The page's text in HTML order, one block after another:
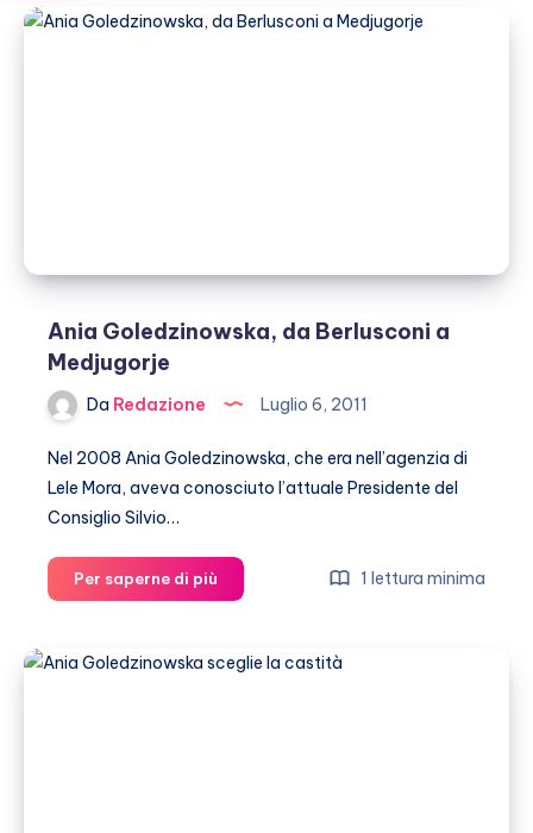
Ania Goledzinowska, da Berlusconi a
Medjugorje
Da Redazione Luglio 6, 2011
Nel 2008 Ania Goledzinowska, che era nell’agenzia di
Lele Mora, aveva conosciuto l’attuale Presidente del
Consiglio Silvio…
Per saperne di più
Goledzinowska,
Berlusconi
1 lettura minima